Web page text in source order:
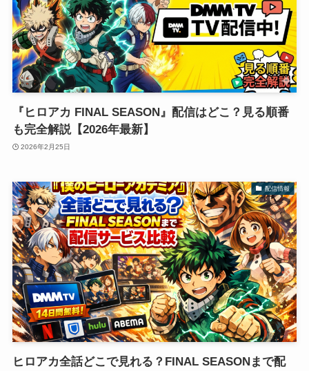
『ヒロアカ FINAL SEASON』配信はどこ？見る順番
も完全解説【2026年最新】
2026年2月25日
配信情報
ヒロアカ全話どこで見れる？FINAL SEASONまで配